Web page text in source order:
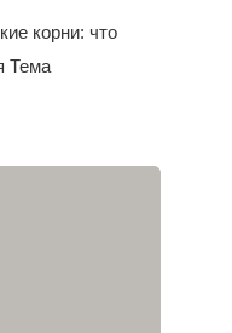
корни: что
Тема